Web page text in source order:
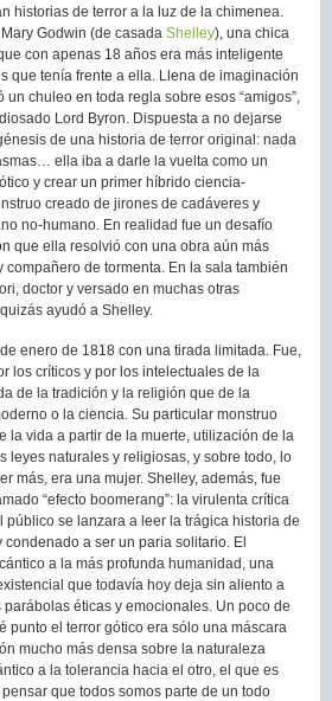
historias de terror a la luz de la chimenea.
Godwin (de casada Shelley), una chica
con apenas 18 años era más inteligente
que tenía frente a ella. Llena de imaginación
chuleo en toda regla sobre esos “amigos”,
Lord Byron. Dispuesta a no dejarse
de una historia de terror original: nada
ella iba a darle la vuelta como un
y crear un primer híbrido ciencia-
creado de jirones de cadáveres y
no-humano. En realidad fue un desafío
que ella resolvió con una obra aún más
compañero de tormenta. En la sala también
doctor y versado en muchas otras
ayudó a Shelley.
enero de 1818 con una tirada limitada. Fue,
los críticos y por los intelectuales de la
de la tradición y la religión que de la
o la ciencia. Su particular monstruo
la vida a partir de la muerte, utilización de la
leyes naturales y religiosas, y sobre todo, lo
más, era una mujer. Shelley, además, fue
“efecto boomerang”: la virulenta crítica
público se lanzara a leer la trágica historia de
a ser un paria solitario. El
a la más profunda humanidad, una
que todavía hoy deja sin aliento a
éticas y emocionales. Un poco de
punto el terror gótico era sólo una máscara
mucho más densa sobre la naturaleza
a la tolerancia hacia el otro, el que es
que todos somos parte de un todo